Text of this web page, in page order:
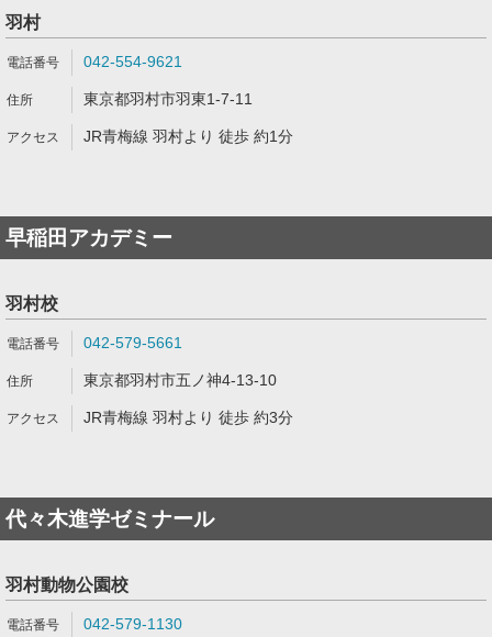
羽村
042-554-9621
東京都羽村市羽東1-7-11
JR青梅線 羽村より 徒歩 約1分
早稲田アカデミー
羽村校
042-579-5661
東京都羽村市五ノ神4-13-10
JR青梅線 羽村より 徒歩 約3分
代々木進学ゼミナール
羽村動物公園校
042-579-1130